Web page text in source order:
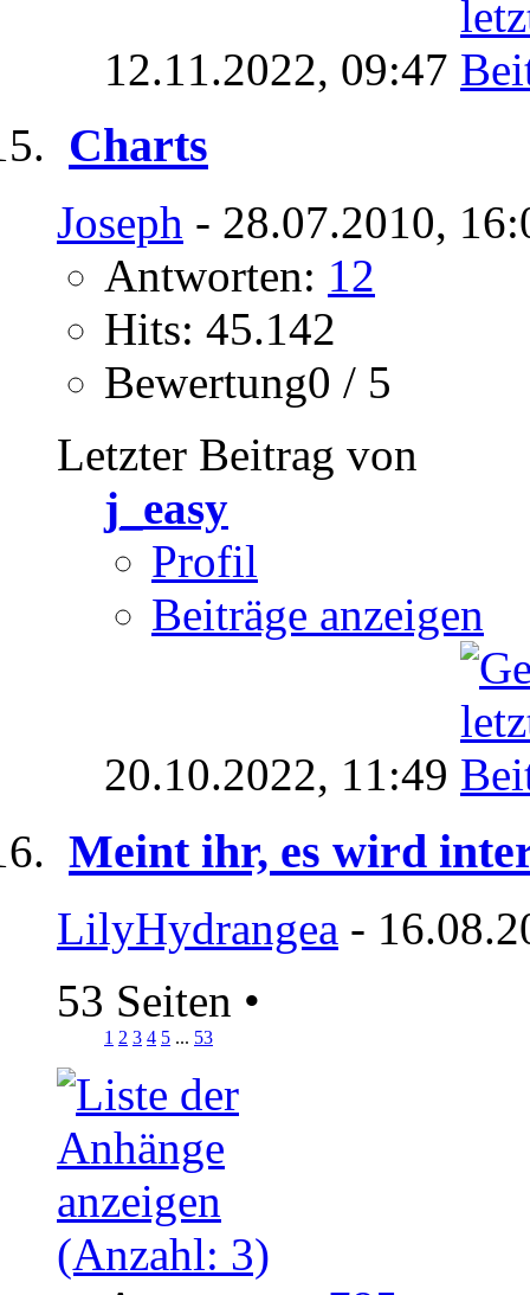
12.11.2022, 09:47
Charts
Joseph - 28.07.2010,
Antworten: 12
Hits: 45.142
Bewertung0 / 5
Letzter Beitrag von
j_easy
Profil
Beiträge anzeigen
20.10.2022, 11:49
Meint ihr, es wird
LilyHydrangea -
53 Seiten •
1 2 3 4 5 ... 53